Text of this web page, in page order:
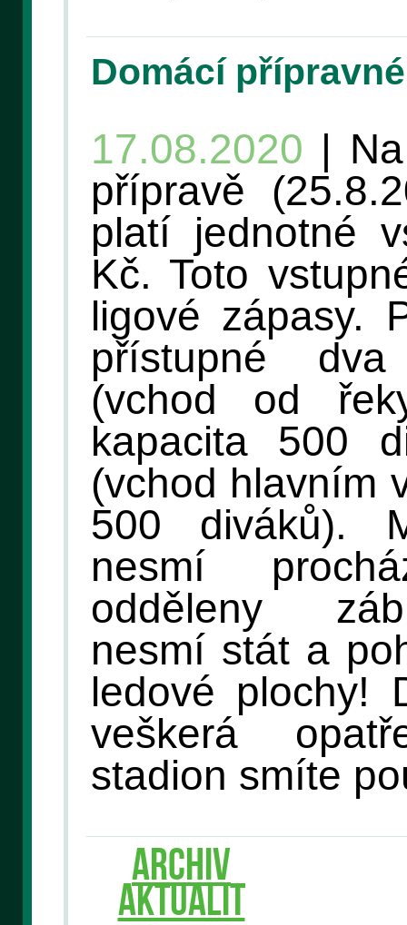
Domácí
17.08.2020 |
přípravě
platí jednotné
Kč. Toto
ligové zápasy.
přístupné
(vchod od
kapacita 500
(vchod hlavním
500 diváků).
nesmí
odděleny
nesmí stát a
ledové plochy!
veškerá
stadion smíte
ARCHIV
AKTUALIT